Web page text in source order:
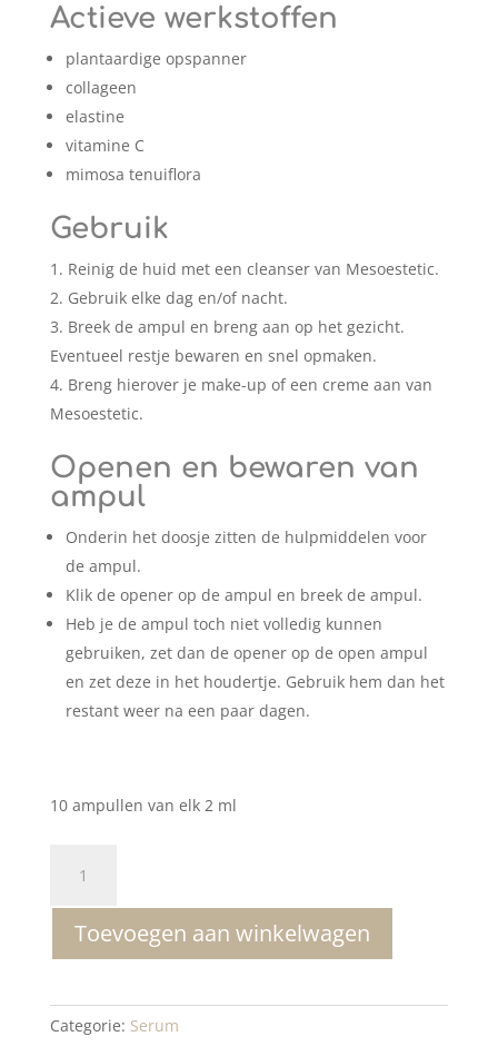
Actieve werkstoffen
plantaardige opspanner
collageen
elastine
vitamine C
mimosa tenuiflora
Gebruik
Reinig de huid met een cleanser van Mesoestetic.
Gebruik elke dag en/of nacht.
Breek de ampul en breng aan op het gezicht.
Eventueel restje bewaren en snel opmaken.
Breng hierover je make-up of een creme aan van
Mesoestetic.
Openen en bewaren van
ampul
Onderin het doosje zitten de hulpmiddelen voor
de ampul.
Klik de opener op de ampul en breek de ampul.
Heb je de ampul toch niet volledig kunnen
gebruiken, zet dan de opener op de open ampul
en zet deze in het houdertje. Gebruik hem dan het
restant weer na een paar dagen.
10 ampullen van elk 2 ml
Antiaging
Flash
Ampul
aantal
Toevoegen aan winkelwagen
Categorie: Serum